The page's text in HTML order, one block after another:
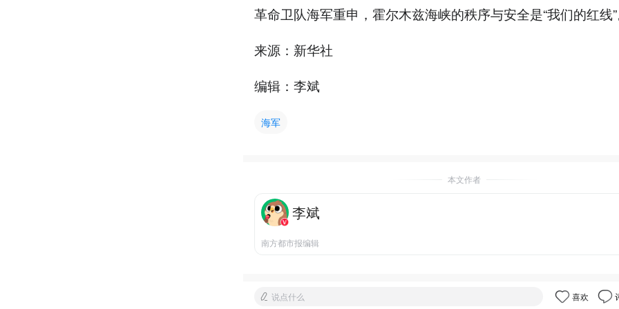
革命卫队海军重申，霍尔木兹海峡的秩序与安全是“我们的红线”
来源：新华社
编辑：李斌
海军
本文作者
李斌
南方都市报编辑
说点什么 喜欢